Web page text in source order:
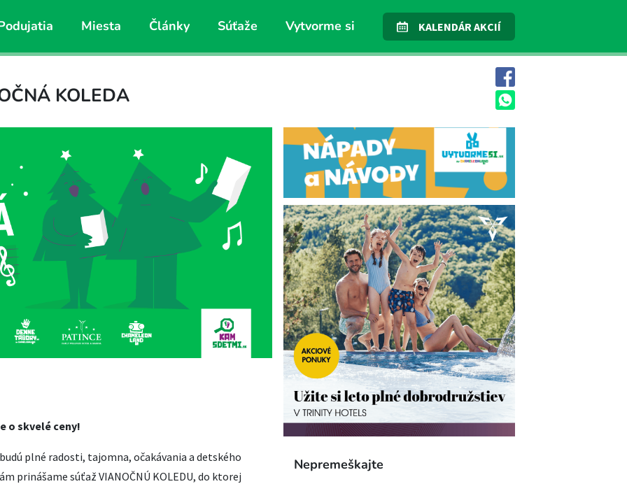
Miesta Články Súťaže Vytvorme si KALENDÁR AKCIÍ
KOLEDA
o skvelé ceny!
plné radosti, tajomna, očakávania a detského
prinášame súťaž VIANOČNÚ KOLEDU, do ktorej
Nepremeškajte